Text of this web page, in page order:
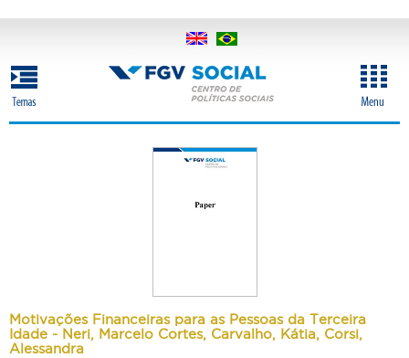
conteúdo
principal
Motivações Financeiras para as Pessoas da Terceira
Idade - Neri, Marcelo Cortes, Carvalho, Kátia, Corsi,
Alessandra